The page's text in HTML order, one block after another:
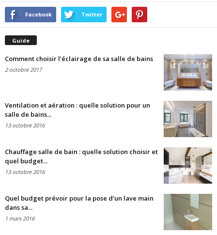
Facebook Twitter
Guide
Comment choisir l’éclairage de sa salle de bains
2 octobre 2017
Ventilation et aération : quelle solution pour un
salle de bains...
13 octobre 2016
Chauffage salle de bain : quelle solution choisir et
quel budget...
13 octobre 2016
Quel budget prévoir pour la pose d’un lave main
dans sa...
1 mars 2016